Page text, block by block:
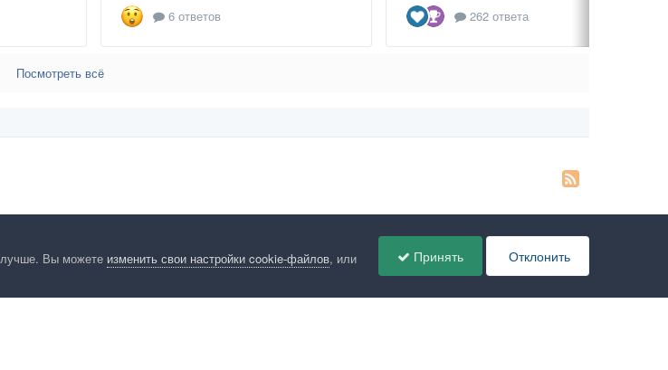
6 ответов
262 ответа
Посмотреть всё
связь Cookies Правила Таблица лидеров Администрация
лучше. Вы можете изменить свои настройки cookie-файлов, или
Принять Отклонить